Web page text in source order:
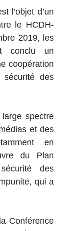
l’objet d’un
le HCDH-
2019, les
conclu un
coopération
sécurité des
spectre
et des
en
du Plan
des
qui a
Conférence